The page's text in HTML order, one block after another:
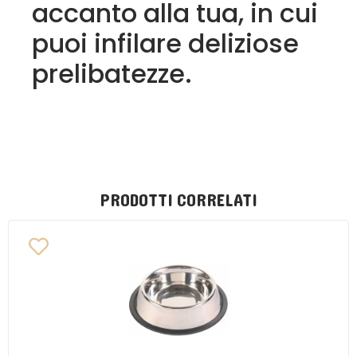
accanto alla tua, in cui
puoi infilare deliziose
prelibatezze.
PRODOTTI CORRELATI